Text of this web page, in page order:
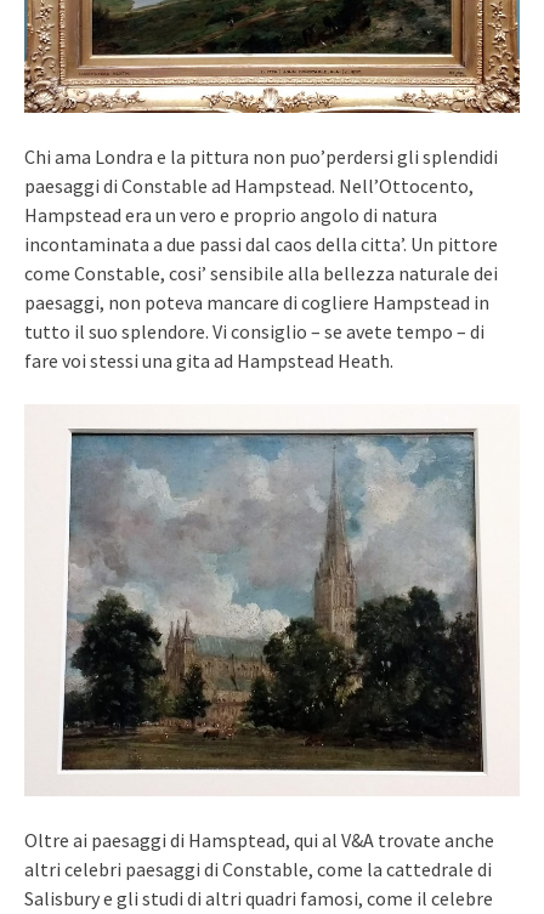
Chi ama Londra e la pittura non puo’perdersi gli splendidi
paesaggi di Constable ad Hampstead. Nell’Ottocento,
Hampstead era un vero e proprio angolo di natura
incontaminata a due passi dal caos della citta’. Un pittore
come Constable, cosi’ sensibile alla bellezza naturale dei
paesaggi, non poteva mancare di cogliere Hampstead in
tutto il suo splendore. Vi consiglio – se avete tempo – di
fare voi stessi una gita ad Hampstead Heath.
Oltre ai paesaggi di Hamsptead, qui al V&A trovate anche
altri celebri paesaggi di Constable, come la cattedrale di
Salisbury e gli studi di altri quadri famosi, come il celebre